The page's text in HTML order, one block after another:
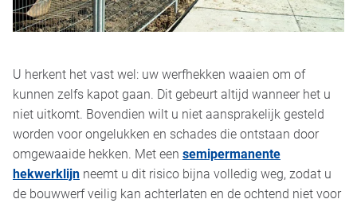
U herkent het vast wel: uw werfhekken waaien om of
kunnen zelfs kapot gaan. Dit gebeurt altijd wanneer het u
niet uitkomt. Bovendien wilt u niet aansprakelijk gesteld
worden voor ongelukken en schades die ontstaan door
omgewaaide hekken. Met een semipermanente
hekwerklijn neemt u dit risico bijna volledig weg, zodat u
de bouwwerf veilig kan achterlaten en de ochtend niet voor